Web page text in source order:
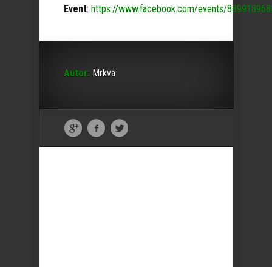
Event: https://www.facebook.com/events/
Autor: Mrkva